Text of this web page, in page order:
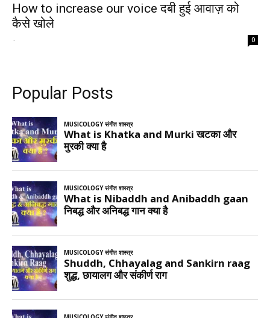
How to increase our voice दबी हुई आवाज़ को
कैसे खोले
- 0
Popular Posts